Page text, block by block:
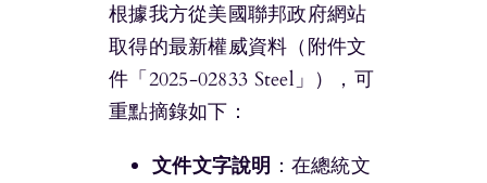
根據我方從美國聯邦政府網站
取得的最新權威資料（附件文
件「2025-02833 Steel」），可
重點摘錄如下：
文件文字說明 ：在總統文